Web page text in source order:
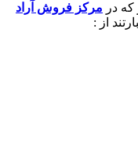
مرکز فروش آراد
از :